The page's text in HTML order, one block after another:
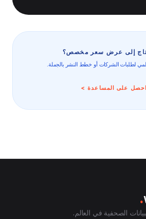
إلى عرض سعر مخصص؟
لطلبات الشركات أو خطط النشر بالجملة.
احصل على المساعدة >
.
الصحفية في العالم.